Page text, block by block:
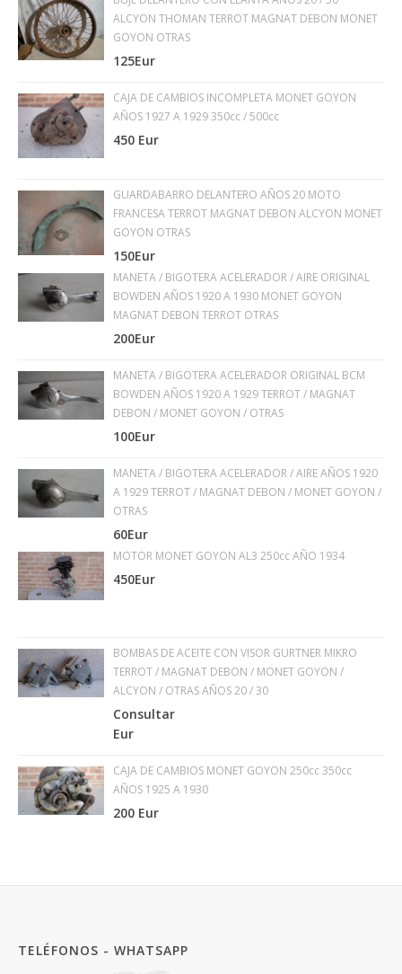
ALCYON THOMAN TERROT MAGNAT DEBON MONET
GOYON OTRAS
125Eur
CAJA DE CAMBIOS INCOMPLETA MONET GOYON
AÑOS 1927 A 1929 350cc / 500cc
450 Eur
GUARDABARRO DELANTERO AÑOS 20 MOTO
FRANCESA TERROT MAGNAT DEBON ALCYON MONET
GOYON OTRAS
150Eur
MANETA / BIGOTERA ACELERADOR / AIRE ORIGINAL
BOWDEN AÑOS 1920 A 1930 MONET GOYON
MAGNAT DEBON TERROT OTRAS
200Eur
MANETA / BIGOTERA ACELERADOR ORIGINAL BCM
BOWDEN AÑOS 1920 A 1929 TERROT / MAGNAT
DEBON / MONET GOYON / OTRAS
100Eur
MANETA / BIGOTERA ACELERADOR / AIRE AÑOS 1920
A 1929 TERROT / MAGNAT DEBON / MONET GOYON /
OTRAS
60Eur
MOTOR MONET GOYON AL3 250cc AÑO 1934
450Eur
BOMBAS DE ACEITE CON VISOR GURTNER MIKRO
TERROT / MAGNAT DEBON / MONET GOYON /
ALCYON / OTRAS AÑOS 20 / 30
Consultar
Eur
CAJA DE CAMBIOS MONET GOYON 250cc 350cc
AÑOS 1925 A 1930
200 Eur
TELÉFONOS - WHATSAPP